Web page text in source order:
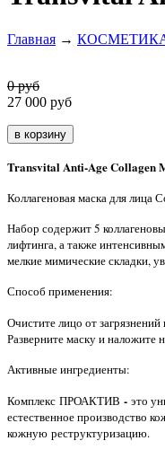
Главная →
0 руб
27 000 руб
Transvital Anti-Age Collagen
Коллагеновая маска для лица
Набор содержит 5
лифтинга, а также
мелкие мимические складки,
Способ применения:
Очистите лицо от
Разверните маску и наложите
Активные ингредиенты:
Комплекс ПРОАКТИВ - это
естественное производство
кожную реструктуризацию.